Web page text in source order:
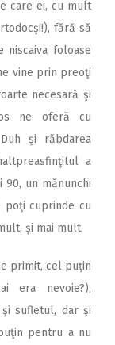
care ei, cu mult
fără să
niscaiva foloase
vine prin preoţi
necesară şi
ne oferă cu
şi răbdarea
a
90, un mănunchi
cuprinde cu
şi mai mult.
primit, cel puţin
era nevoie?),
sufletul, dar şi
pentru a nu